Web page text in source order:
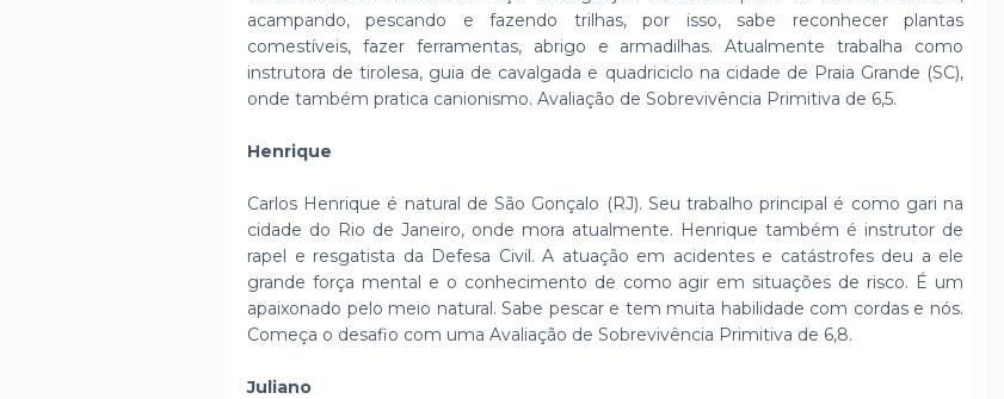
acampando, pescando e fazendo trilhas, por isso, sabe reconhecer plantas
comestíveis, fazer ferramentas, abrigo e armadilhas. Atualmente trabalha como
instrutora de tirolesa, guia de cavalgada e quadriciclo na cidade de Praia Grande (SC),
onde também pratica canionismo. Avaliação de Sobrevivência Primitiva de 6,5.
Henrique
Carlos Henrique é natural de São Gonçalo (RJ). Seu trabalho principal é como gari na
cidade do Rio de Janeiro, onde mora atualmente. Henrique também é instrutor de
rapel e resgatista da Defesa Civil. A atuação em acidentes e catástrofes deu a ele
grande força mental e o conhecimento de como agir em situações de risco. É um
apaixonado pelo meio natural. Sabe pescar e tem muita habilidade com cordas e nós.
Começa o desafio com uma Avaliação de Sobrevivência Primitiva de 6,8.
Juliano